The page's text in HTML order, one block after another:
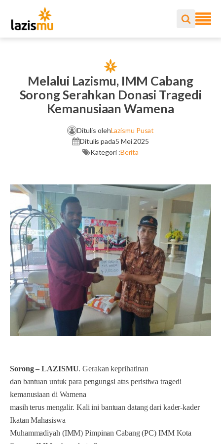
Melalui Lazismu, IMM Cabang
Sorong Serahkan Donasi Tragedi
Kemanusiaan Wamena
Ditulis olehLazismu Pusat
Ditulis pada5 Mei 2025
Kategori :Berita
Sorong – LAZISMU. Gerakan keprihatinan
dan bantuan untuk para pengungsi atas peristiwa tragedi
kemanusiaan di Wamena
masih terus mengalir. Kali ini bantuan datang dari kader-kader
Ikatan Mahasiswa
Muhammadiyah (IMM) Pimpinan Cabang (PC) IMM Kota